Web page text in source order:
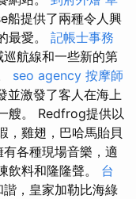
船提供了兩種令人興
最愛。 記帳士事務
航線和一些新的第
seo agency 按摩師
並激發了客人在海上
艘。 Redfrog提供以
，雞翅，巴哈馬貽貝
各種現場音樂，適
飲料和隆隆聲。 台
諧，皇家加勒比海綠